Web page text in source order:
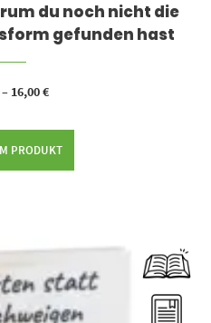
du noch nicht die
gefunden hast
– 16,00€
PRODUKT